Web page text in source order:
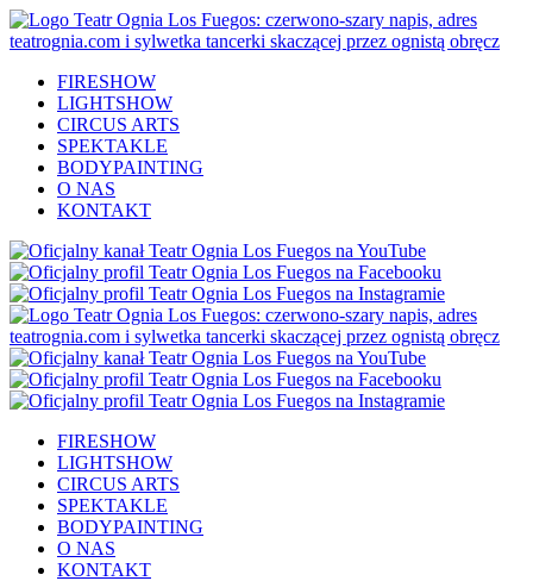
FIRESHOW
LIGHTSHOW
CIRCUS ARTS
SPEKTAKLE
BODYPAINTING
O NAS
KONTAKT
FIRESHOW
LIGHTSHOW
CIRCUS ARTS
SPEKTAKLE
BODYPAINTING
O NAS
KONTAKT